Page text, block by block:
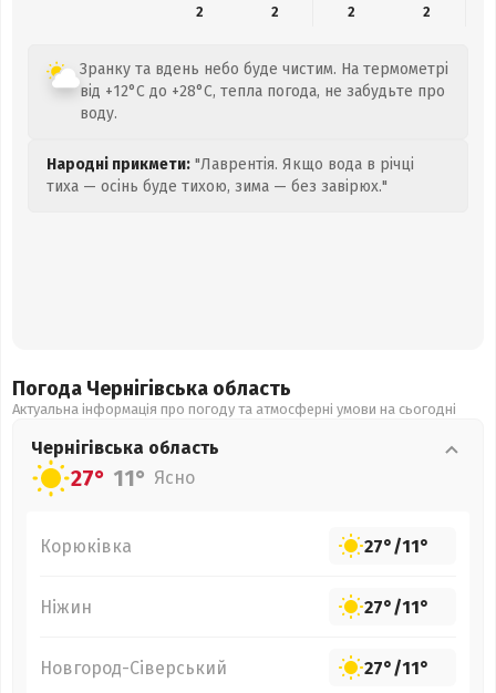
2
2 2 2
Зранку та вдень небо буде чистим. На термометрі
від +12°C до +28°C, тепла погода, не забудьте про
воду.
Народні прикмети: "Лаврентія. Якщо вода в річці
тиха — осінь буде тихою, зима — без завірюх."
Погода Чернігівська область
Актуальна інформація про погоду та атмосферні умови на сьогодні
Чернігівська область
27° 11° Ясно
Корюківка 27°/11°
Ніжин 27°/11°
Новгород-Сіверський 27°/11°